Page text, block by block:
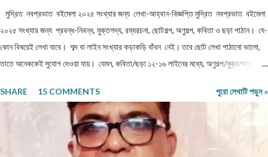
মুদ্রিত নবপ্রভাত বইমেলা ২০২৫ সংখ্যার জন্য লেখা-আহ্বান-বিজ্ঞপ্তি মুদ্রিত নবপ্রভাত বইমেলা
২০২৫ সংখ্যার জন্য প্রবন্ধ-নিবন্ধ, মুক্তগদ্য, রম্যরচনা, ছোটগল্প, অণুগল্প, কবিতা ও ছড়া পাঠান। যে-
কোন বিষয়েই লেখা যাবে। শব্দ বা লাইন সংখ্যার কড়াকড়ি বাঁধন নেই। তবে ছোট লেখা পাঠানো ভালো,
তাতে অনেককেই সুযোগ দেওয়া যায়। যেমন, কবিতা/ছড়া ১২-১৬ লাইনের মধ্যে, অণুগল্প/মুক্তগদ্য
বাঁধন 'অবশ্যমান্য' নয়। সম্পূর্ণ অপ্রকাশিত লেখা পাঠাতে হবে। মনোনয়নের সুবিধার্থে একাধিক লেখা
পাঠানো ভালো। তবে একই মেলেই দেবেন। একজন ব্যক্তি একান্ত প্রয়োজন ছাড়া একাধিক মেল করবেন
না। লেখা মেলবডিতে টাইপ বা পেস্ট করে পাঠাবেন। word ফাইলে পাঠানো যেতে পারে। লেখার সঙ্গে
দেবেন নিজের নাম, ঠিকানা এবং ফোন ও whatsapp নম্বর। (ছবি দেওয়ার দরকার নেই।) ১) মেলের
SHARE 15 COMMENTS পুরো লেখাটি পড়ুন »